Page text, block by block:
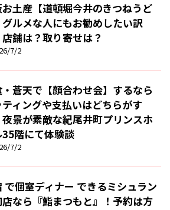
土産【道頓堀今井のきつねうど
ルメな人にもお勧めしたい訳
店舗は？取り寄せは？
7/2
蒼天で【顔合わせ会】するなら
ィングや支払いはどちらがす
夜景が素敵な紀尾井町プリンスホ
35階にて体験談
7/2
で個室ディナー できるミシュラン
なら『鮨まつもと』！予約は方